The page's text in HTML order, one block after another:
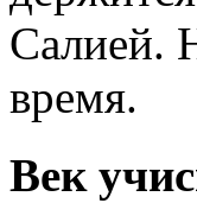
Салией.
время.
Век